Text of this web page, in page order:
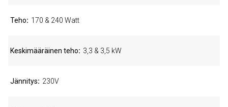
Teho 170 & 240 Watt
Keskimääräinen teho 3,3 & 3,5 kW
Jännitys 230V